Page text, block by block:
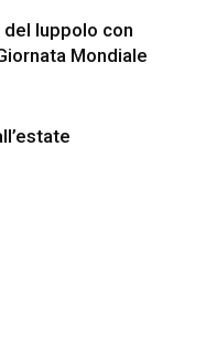
del luppolo con
Mondiale